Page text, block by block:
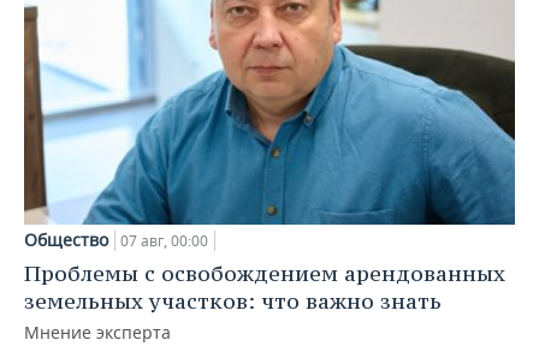
Общество 07 авг, 00:00
Проблемы с освобождением арендованных
земельных участков: что важно знать
Мнение эксперта